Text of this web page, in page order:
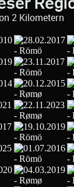
2 Kilometern